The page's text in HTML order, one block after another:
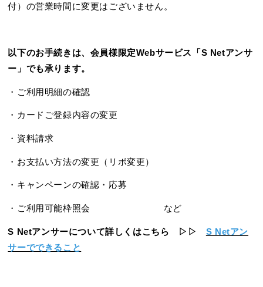
付）の営業時間に変更はございません。
以下のお手続きは、会員様限定Webサービス「S Netアンサ
ー」でも承ります。
・ご利用明細の確認
・カードご登録内容の変更
・資料請求
・お支払い方法の変更（リボ変更）
・キャンペーンの確認・応募
・ご利用可能枠照会 など
S Netアンサーについて詳しくはこちら ▷▷ S Netアン
サーでできること